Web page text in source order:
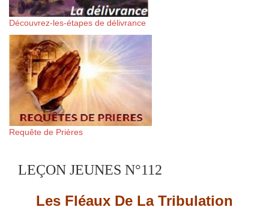
Découvrez-les-étapes de délivrance
Requête de Prières
LEÇON JEUNES N°112
Les Fléaux De La Tribulation